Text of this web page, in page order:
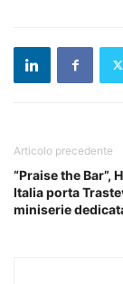
Articolo precedente
“Praise the Bar”,
Italia porta
miniserie